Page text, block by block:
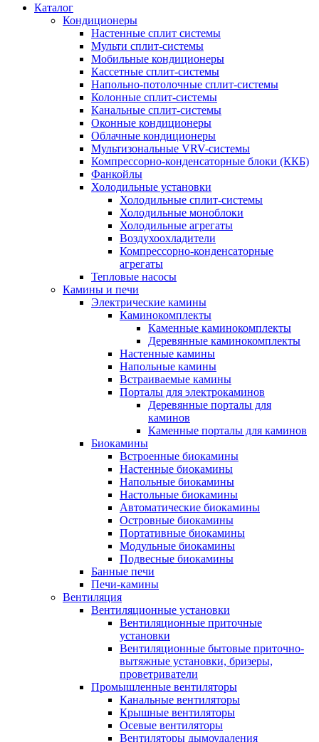
Каталог
Кондиционеры
Настенные сплит системы
Мульти сплит-системы
Мобильные кондиционеры
Кассетные сплит-системы
Напольно-потолочные сплит-системы
Колонные сплит-системы
Канальные сплит-системы
Оконные кондиционеры
Облачные кондиционеры
Мультизональные VRV-системы
Компрессорно-конденсаторные блоки (ККБ)
Фанкойлы
Холодильные установки
Холодильные сплит-системы
Холодильные моноблоки
Холодильные агрегаты
Воздухоохладители
Компрессорно-конденсаторные
агрегаты
Тепловые насосы
Камины и печи
Электрические камины
Каминокомплекты
Каменные каминокомплекты
Деревянные каминокомплекты
Настенные камины
Напольные камины
Встраиваемые камины
Порталы для электрокаминов
Деревянные порталы для
каминов
Каменные порталы для каминов
Биокамины
Встроенные биокамины
Настенные биокамины
Напольные биокамины
Настольные биокамины
Автоматические биокамины
Островные биокамины
Портативные биокамины
Модульные биокамины
Подвесные биокамины
Банные печи
Печи-камины
Вентиляция
Вентиляционные установки
Вентиляционные приточные
установки
Вентиляционные бытовые приточно-
вытяжные установки, бризеры,
проветриватели
Промышленные вентиляторы
Канальные вентиляторы
Крышные вентиляторы
Осевые вентиляторы
Вентиляторы дымоудаления